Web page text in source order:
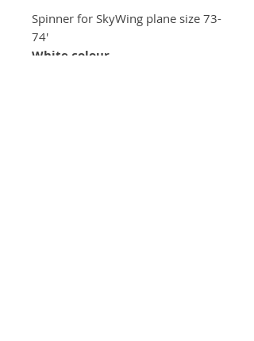
Spinner for SkyWing plane size 73-
74'
White colour